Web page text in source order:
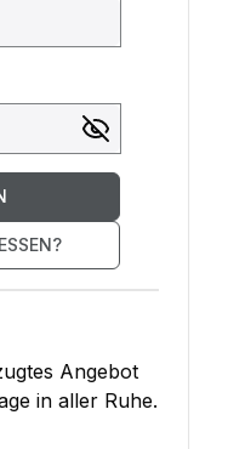
Angebot
in aller Ruhe.